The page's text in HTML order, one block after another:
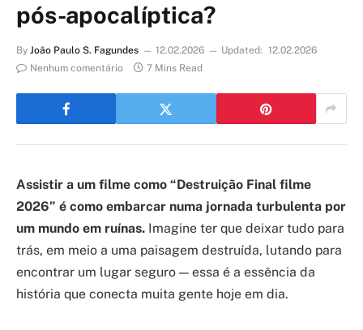
pós-apocalíptica?
By João Paulo S. Fagundes 12.02.2026 Updated: 12.02.2026
Nenhum comentário
7 Mins Read
Assistir a um filme como “Destruição Final filme
2026” é como embarcar numa jornada turbulenta por
um mundo em ruínas. Imagine ter que deixar tudo para
trás, em meio a uma paisagem destruída, lutando para
encontrar um lugar seguro — essa é a essência da
história que conecta muita gente hoje em dia.